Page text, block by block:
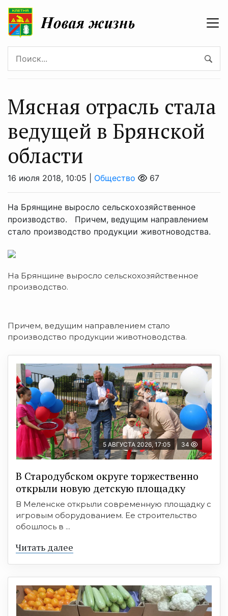
Мясная отрасль стала
ведущей в Брянской
области
16 июля 2018, 10:05 | Общество 67
На Брянщине выросло сельскохозяйственное
производство. Причем, ведущим направлением
стало производство продукции животноводства.
На Брянщине выросло сельскохозяйственное
производство.
Причем, ведущим направлением стало
производство продукции животноводства.
5 АВГУСТА 2026, 17:05 34
В Стародубском округе торжественно
открыли новую детскую площадку
В Меленске открыли современную площадку с
игровым оборудованием. Ее строительство
обошлось в ...
Читать далее